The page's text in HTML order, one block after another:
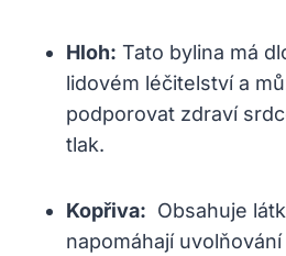
Hloh: ⁢Tato bylina má
lidovém léčitelství a
podporovat ‌zdraví‌
tlak.
Kopřiva:
Obsahuje
napomáhají‍